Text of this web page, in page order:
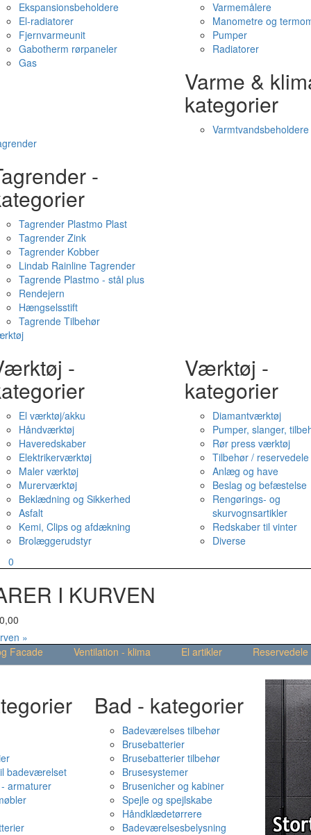
Ekspansionsbeholdere
El-radiatorer
Fjernvarmeunit
Gabotherm rørpaneler
Gas
Varmemålere
Manometre og
Pumper
Radiatorer
Varme &
kategorier
Varmtvandsbeholdere
-
Tagrender Plastmo Plast
Tagrender Zink
Tagrender Kobber
Lindab Rainline Tagrender
Tagrende Plastmo - stål plus
Rendejern
Hængselsstift
Tagrende Tilbehør
-
El værktøj/akku
Håndværktøj
Haveredskaber
Elektrikerværktøj
Maler værktøj
Murerværktøj
Beklædning og Sikkerhed
Asfalt
Kemi, Clips og afdækning
Brolæggerudstyr
Værktøj -
kategorier
Diamantværktøj
Pumper, slanger,
Rør press værktøj
Tilbehør / reservedele
Anlæg og have
Beslag og befæstelse
Rengørings- og
skurvognsartikler
Redskaber til vinter
Diverse
0
I KURVEN
0,00
»
Facade Ventilation - klima El artikler
Reservedele
badeværelset
armaturer
Bad - kategorier
Badeværelses tilbehør
Brusebatterier
Brusebatterier tilbehør
Brusesystemer
Brusenicher og kabiner
Spejle og spejlskabe
Håndklædetørrere
Badeværelsesbelysning